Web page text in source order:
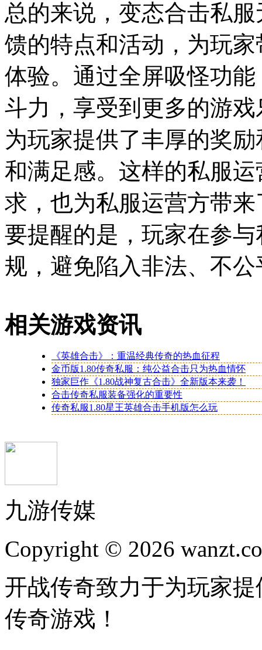
总的来说，变态合击私
馈的特点和活动，为玩
体验。通过全屏吸怪功
斗力，享受到更多的游
为玩家提供了丰厚的奖
和满足感。这样的私服
求，也为私服运营方带
要提醒的是，玩家在参
规，避免陷入非法、不
相关游戏资讯
《英雄合击》：重温经典传奇的热血征程
金币版1.80传奇私服：纯公益合击只为热血情怀
独家巨作《1.80战神复古合击》全新版本来袭！
合击传奇私服装备强化的重要性
传奇私服1.80星王英雄合击手机版怎么玩
九游传媒
Copyright © 2026
开战传奇致力于为玩家
传奇游戏！